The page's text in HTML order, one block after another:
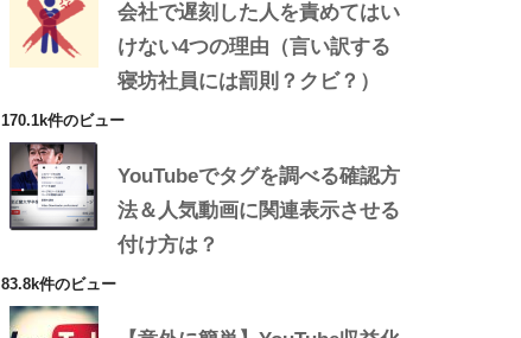
会社で遅刻した人を責めてはい
けない4つの理由（言い訳する
寝坊社員には罰則？クビ？）
170.1k件のビュー
YouTubeでタグを調べる確認方
法＆人気動画に関連表示させる
付け方は？
83.8k件のビュー